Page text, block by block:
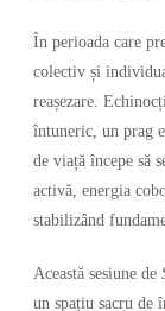
În perioada care
colectiv și
reașezare.
întuneric, un prag
de viață începe să
activă, energia
stabilizând
Această sesiune de
un spațiu sacru de